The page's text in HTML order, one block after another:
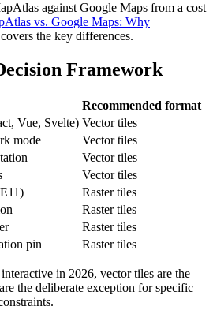
against Google Maps from a cost
vs. Google Maps: Why
covers the key differences.
Framework
Recommended format
Vue, Svelte) Vector tiles
mode
Vector tiles
Vector tiles
Vector tiles
Raster tiles
Raster tiles
Raster tiles
pin
Raster tiles
in 2026, vector tiles are the
the deliberate exception for specific